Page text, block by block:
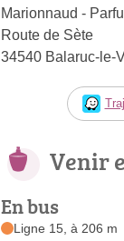
Marionnaud -
Route de Sète
34540 Balaruc-le-
Venir
En bus
Ligne 15, à 206 m